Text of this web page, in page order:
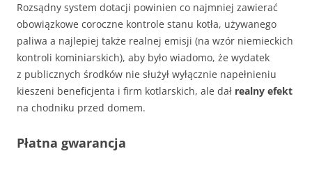
Rozsądny system dotacji powinien co najmniej zawierać
obowiązkowe coroczne kontrole stanu kotła, używanego
paliwa a najlepiej także realnej emisji (na wzór niemieckich
kontroli kominiarskich), aby było wiadomo, że wydatek
z publicznych środków nie służył wyłącznie napełnieniu
kieszeni beneficjenta i firm kotlarskich, ale dał realny efekt
na chodniku przed domem.
Płatna gwarancja